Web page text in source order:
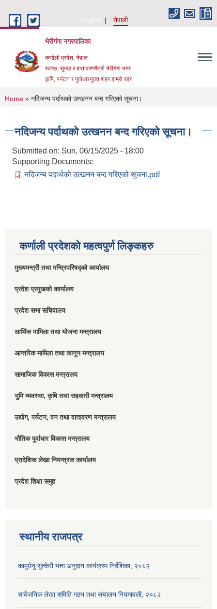
English
नेपाली
भेरीगंगा नगरपालिका
कर्णाली प्रदेश, नेपाल
स्वच्छ, सुन्दर र वातावरणमैत्री भेरीगंगा नगर
कृषि, पर्यटन र पुर्वाधारयुक्त शहर हाम्रो रहर
You are here
Home » नदिजन्य पर्दाथको उत्खनन बन्द गरिएको सूचना।
नदिजन्य पर्दाथको उत्खनन बन्द गरिएको सूचना।
Submitted on: Sun, 06/15/2025 - 18:00
Supporting Documents:
नदिजन्य पदार्थको उत्खनन बन्द गरिएको सूचना.pdf
कर्णाली प्रदेशको महत्वपुर्ण लिङ्कहरु
मुख्यमन्त्री तथा मन्त्रिपरिषद्को कार्यालय
प्रदेश प्रमुखको कार्यालय
प्रदेश सभा सचिवालय
आर्थिक मामिला तथा योजना मन्त्रालय
आन्तरिक मामिला तथा कानून मन्त्रालय
सामाजिक विकास मन्त्रालय
भुमि व्यवस्था, कृषि तथा सहकारी मन्त्रालय
उद्योग, पर्यटन, वन तथा वातावरण मन्त्रालय
भौतिक पूर्वाधार विकास मन्त्रालय
प्रादेशिक लेखा नियन्त्रक कार्यालय
प्रदेश शिक्षा समुह
स्थानीय राजपत्र
कामुधेनु सुत्केरी भत्ता अनुदान कार्यक्रम निर्देशिका, २०८२
सार्वजनिक लेखा समिति गठन तथा संचालन नियमावली, २०८२